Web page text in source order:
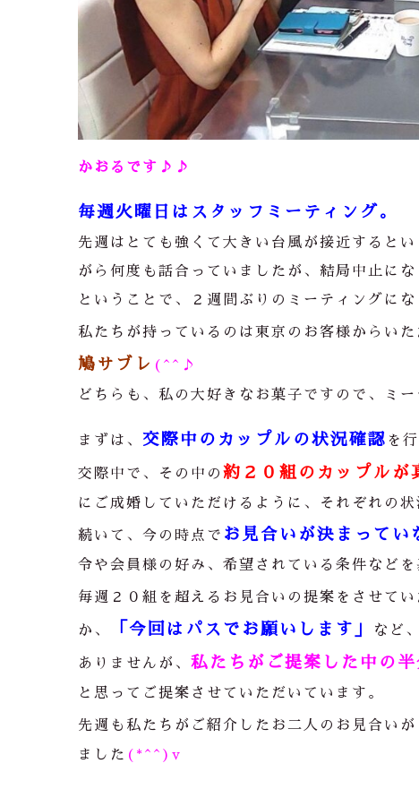
かおるです♪♪
毎週火曜日はスタッフミーティング。
先週はとても強くて大きい台風が接近すると
がら何度も話合っていましたが、結局中止にな
ということで、２週間ぶりのミーティングに
私たちが持っているのは東京のお客様からいた
鳩サブレ (^^♪
どちらも、私の大好きなお菓子ですので、ミ
まずは、 交際中のカップルの状況確認 を
交際中で、その中の 約２０組のカップルが
にご成婚していただけるように、それぞれの
続いて、今の時点で お見合いが決まってい
令や会員様の好み、希望されている条件など
毎週２０組を超えるお見合いの提案をさせてい
か、 「今回はパスでお願いします」 など
ありませんが、 私たちがご提案した中の
と思ってご提案させていただいています。
先週も私たちがご紹介したお二人のお見合い
ました (*^^)v